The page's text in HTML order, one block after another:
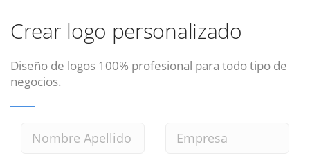
Crear logo personalizado
Diseño de logos 100% profesional para todo tipo de
negocios.